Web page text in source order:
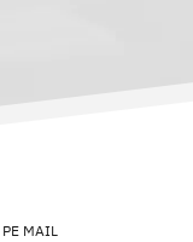
MAIL